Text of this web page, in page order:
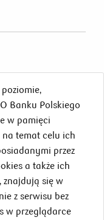
Banku Polskiego
w pamięci
na temat celu ich
przez
a także ich
znajdują się w
z serwisu bez
w przeglądarce